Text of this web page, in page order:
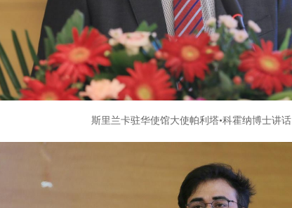
斯里兰卡驻华使馆大使帕利塔•科霍纳博士讲话